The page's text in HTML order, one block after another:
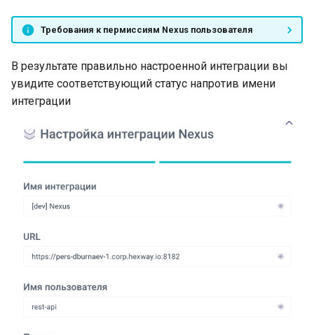
Требования к пермиссиям Nexus пользователя
В результате правильно настроенной интеграции вы
увидите соответствующий статус напротив имени
интеграции